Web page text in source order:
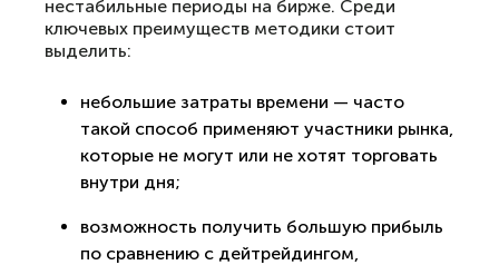
нестабильные периоды на бирже. Среди
ключевых преимуществ методики стоит
выделить:
небольшие затраты времени — часто
такой способ применяют участники рынка,
которые не могут или не хотят торговать
внутри дня;
возможность получить большую прибыль
по сравнению с дейтрейдингом,